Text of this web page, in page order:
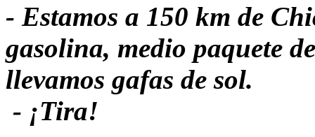
- Estamos a 150 km de
gasolina, medio paquete
llevamos gafas de sol.
- ¡Tira!